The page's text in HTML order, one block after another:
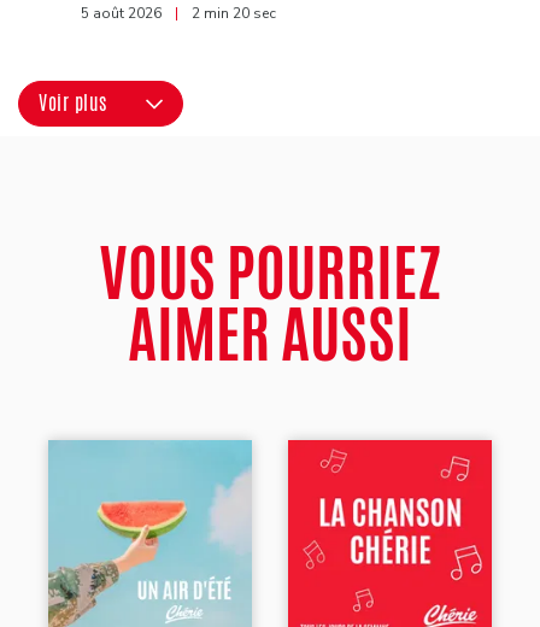
5 août 2026 | 2 min 20 sec
Voir plus
VOUS POURRIEZ
AIMER AUSSI